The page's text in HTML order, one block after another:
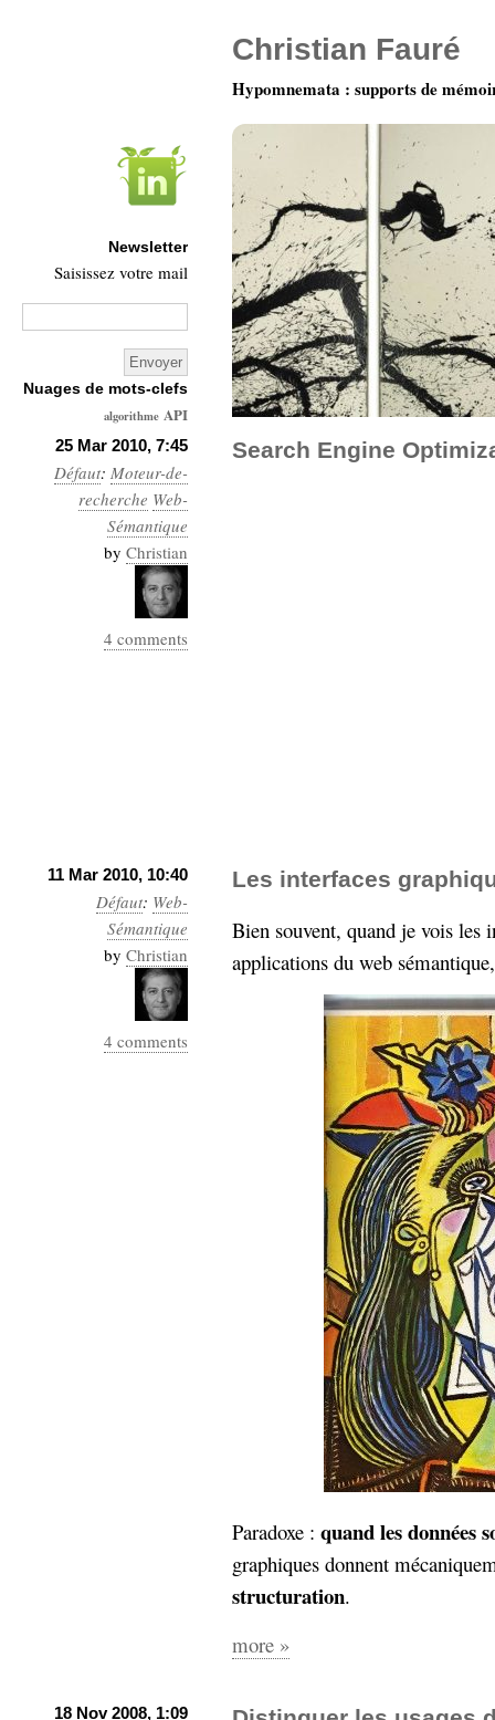
25 Mar 2010, 7:45
Défaut: Moteur-de-
recherche Web-
Sémantique
by Christian
4 comments
Search Engine
11 Mar 2010, 10:40
Défaut: Web-
Sémantique
by Christian
4 comments
Les interfaces
Bien souvent, quand je vois les
applications du web
Paradoxe : quand les données
graphiques donnent
structuration.
more »
18 Nov 2008, 1:09
Christian Fauré
Hypomnemata : supports de
Newsletter
Saisissez votre mail
Nuages de mots-clefs
algorithme API
Architecture
Ars-
Industrialis
business_model
cinéma
Cloud
entreprise Entreprise-
2.0google
grammatisation
humeur
lecture
milieu_associé Moteur-